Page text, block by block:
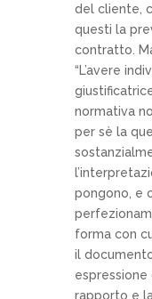
del cliente,
questi la
contratto.
“L’avere
normativa
per sè la
pongono, e
forma con
il
rapporto e